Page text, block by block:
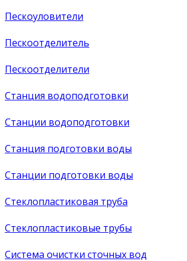
Пескоуловители
Пескоотделитель
Пескоотделители
Станция водоподготовки
Станции водоподготовки
Станция подготовки воды
Станции подготовки воды
Стеклопластиковая труба
Стеклопластиковые трубы
Система очистки сточных вод